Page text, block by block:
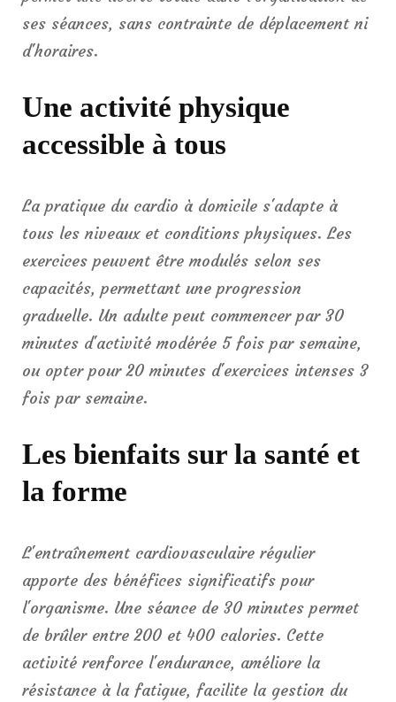
ses séances, sans contrainte de déplacement ni
d'horaires.
Une activité physique
accessible à tous
La pratique du cardio à domicile s'adapte à
tous les niveaux et conditions physiques. Les
exercices peuvent être modulés selon ses
capacités, permettant une progression
graduelle. Un adulte peut commencer par 30
minutes d'activité modérée 5 fois par semaine,
ou opter pour 20 minutes d'exercices intenses 3
fois par semaine.
Les bienfaits sur la santé et
la forme
L'entraînement cardiovasculaire régulier
apporte des bénéfices significatifs pour
l'organisme. Une séance de 30 minutes permet
de brûler entre 200 et 400 calories. Cette
activité renforce l'endurance, améliore la
résistance à la fatigue, facilite la gestion du